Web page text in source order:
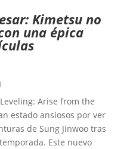
Kimetsu no
una épica
Arise from the
estado ansiosos por ver
de Sung Jinwoo tras
Este nuevo